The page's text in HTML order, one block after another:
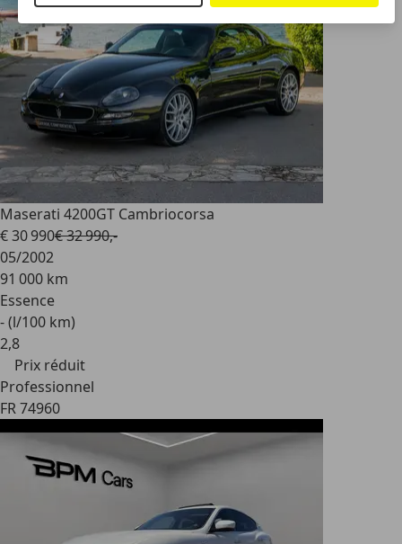
Maserati 4200GT Cambriocorsa
€ 30 990€ 32 990,-
05/2002
91 000 km
Essence
- (l/100 km)
2,8
Prix réduit
Professionnel
FR 74960